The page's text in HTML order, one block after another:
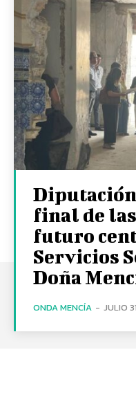
final de
futuro
Servicios
Doña
ONDA MENCÍA - JULIO